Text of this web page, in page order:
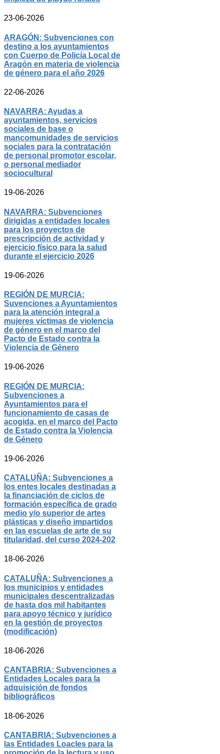
23-06-2026
ARAGÓN: Subvenciones con
destino a los ayuntamientos
con Cuerpo de Policía Local de
Aragón en materia de violencia
de género para el año 2026
22-06-2026
NAVARRA: Ayudas a
ayuntamientos, servicios
sociales de base o
mancomunidades de servicios
sociales para la contratación
de personal promotor escolar,
o personal mediador
sociocultural
19-06-2026
NAVARRA: Subvenciones
dirigidas a entidades locales
para los proyectos de
prescripción de actividad y
ejercicio físico para la salud
durante el ejercicio 2026
19-06-2026
REGIÓN DE MURCIA:
Suvenciones a Ayuntamientos
para la atención integral a
mujeres víctimas de violencia
de género en el marco del
Pacto de Estado contra la
Violencia de Género
19-06-2026
REGIÓN DE MURCIA:
Subvenciones a
Ayuntamientos para el
funcionamiento de casas de
acogida, en el marco del Pacto
de Estado contra la Violencia
de Género
19-06-2026
CATALUÑA: Subvenciones a
los entes locales destinadas a
la financiación de ciclos de
formación específica de grado
medio y/o superior de artes
plásticas y diseño impartidos
en las escuelas de arte de su
titularidad, del curso 2024-202
18-06-2026
CATALUÑA: Subvenciones a
los municipios y entidades
municipales descentralizadas
de hasta dos mil habitantes
para apoyo técnico y jurídico
en la gestión de proyectos
(modificación)
18-06-2026
CANTABRIA: Subvenciones a
Entidades Locales para la
adquisición de fondos
bibliográficos
18-06-2026
CANTABRIA: Subvenciones a
las Entidades Loacles para la